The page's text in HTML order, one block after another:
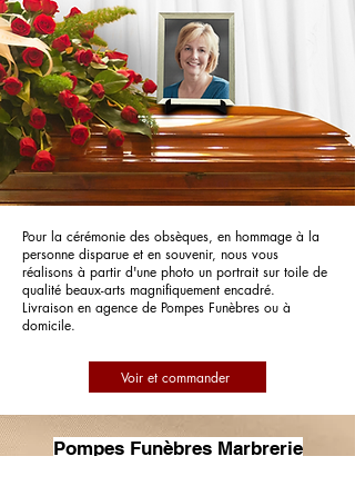
Pour la cérémonie des obsèques, en hommage à la
personne disparue et en souvenir, nous vous
réalisons à partir d'une photo un portrait sur toile de
qualité beaux-arts magnifiquement encadré.
Livraison en agence de Pompes Funèbres ou à
domicile.
Voir et commander
Pompes Funèbres Marbrerie